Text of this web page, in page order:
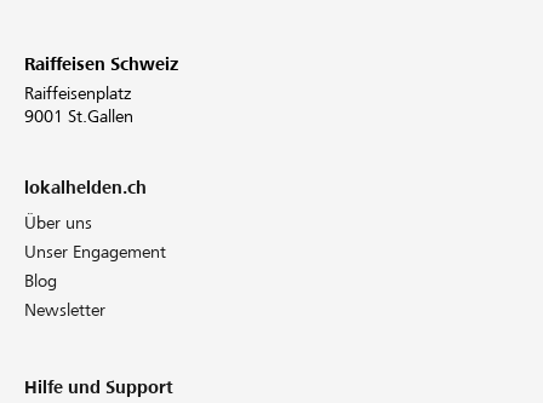
Raiffeisen Schweiz
Raiffeisenplatz
9001 St.Gallen
lokalhelden.ch
Über uns
Unser Engagement
Blog
Newsletter
Hilfe und Support